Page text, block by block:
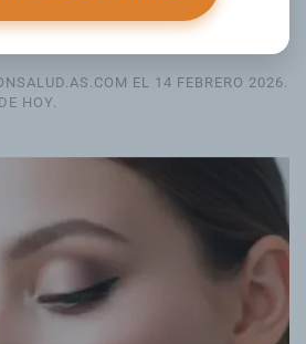
EL 14 FEBRERO 2026.
HOY.